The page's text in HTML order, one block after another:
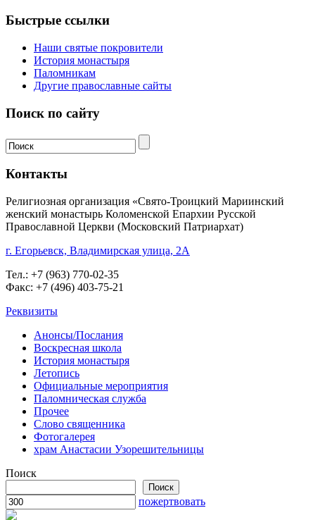
Быстрые ссылки
Наши святые покровители
История монастыря
Паломникам
Другие православные сайты
Поиск по сайту
Контакты
Религиозная организация «Свято-Троицкий Мариинский
женский монастырь Коломенской Епархии Русской
Православной Церкви (Московский Патриархат)
г. Егорьевск, Владимирская улица, 2А
Тел.: +7 (963) 770-02-35
Факс: +7 (496) 403-75-21
Реквизиты
Анонсы/Послания
Воскресная школа
История монастыря
Летопись
Официальные мероприятия
Паломническая служба
Прочее
Слово священника
Фотогалерея
храм Анастасии Узорешительницы
Поиск
Поиск
пожертвовать